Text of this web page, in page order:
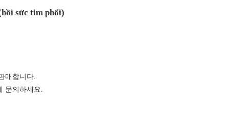
sức tim phổi)
매합니다.
문의하세요.